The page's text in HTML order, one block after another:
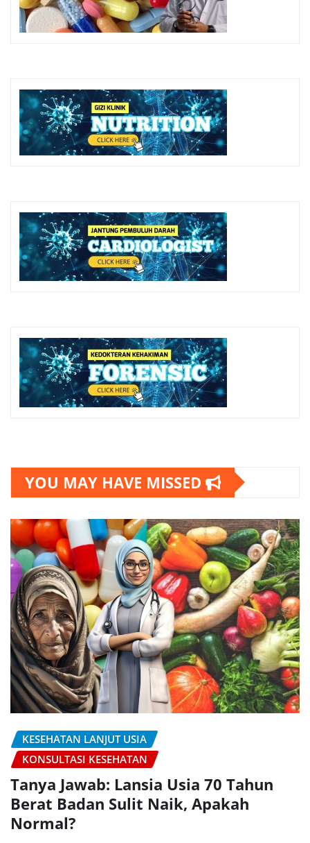
YOU MAY HAVE MISSED
KESEHATAN LANJUT USIA
KONSULTASI KESEHATAN
Tanya Jawab: Lansia Usia 70 Tahun
Berat Badan Sulit Naik, Apakah
Normal?